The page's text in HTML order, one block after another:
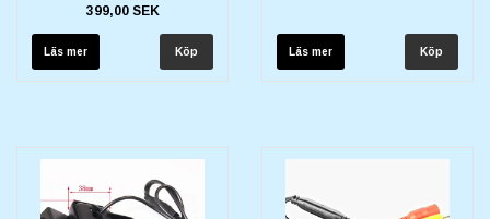
399,00 SEK
Läs mer Läs mer